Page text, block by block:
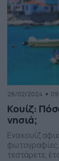
28/02/2024
Κουίζ:
νησιά;
Ενα κουίζ
φωτογραφίες,
τεστάρετε,